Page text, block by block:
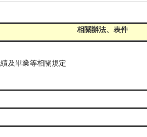
相關辦法、表件
及畢業等相關規定